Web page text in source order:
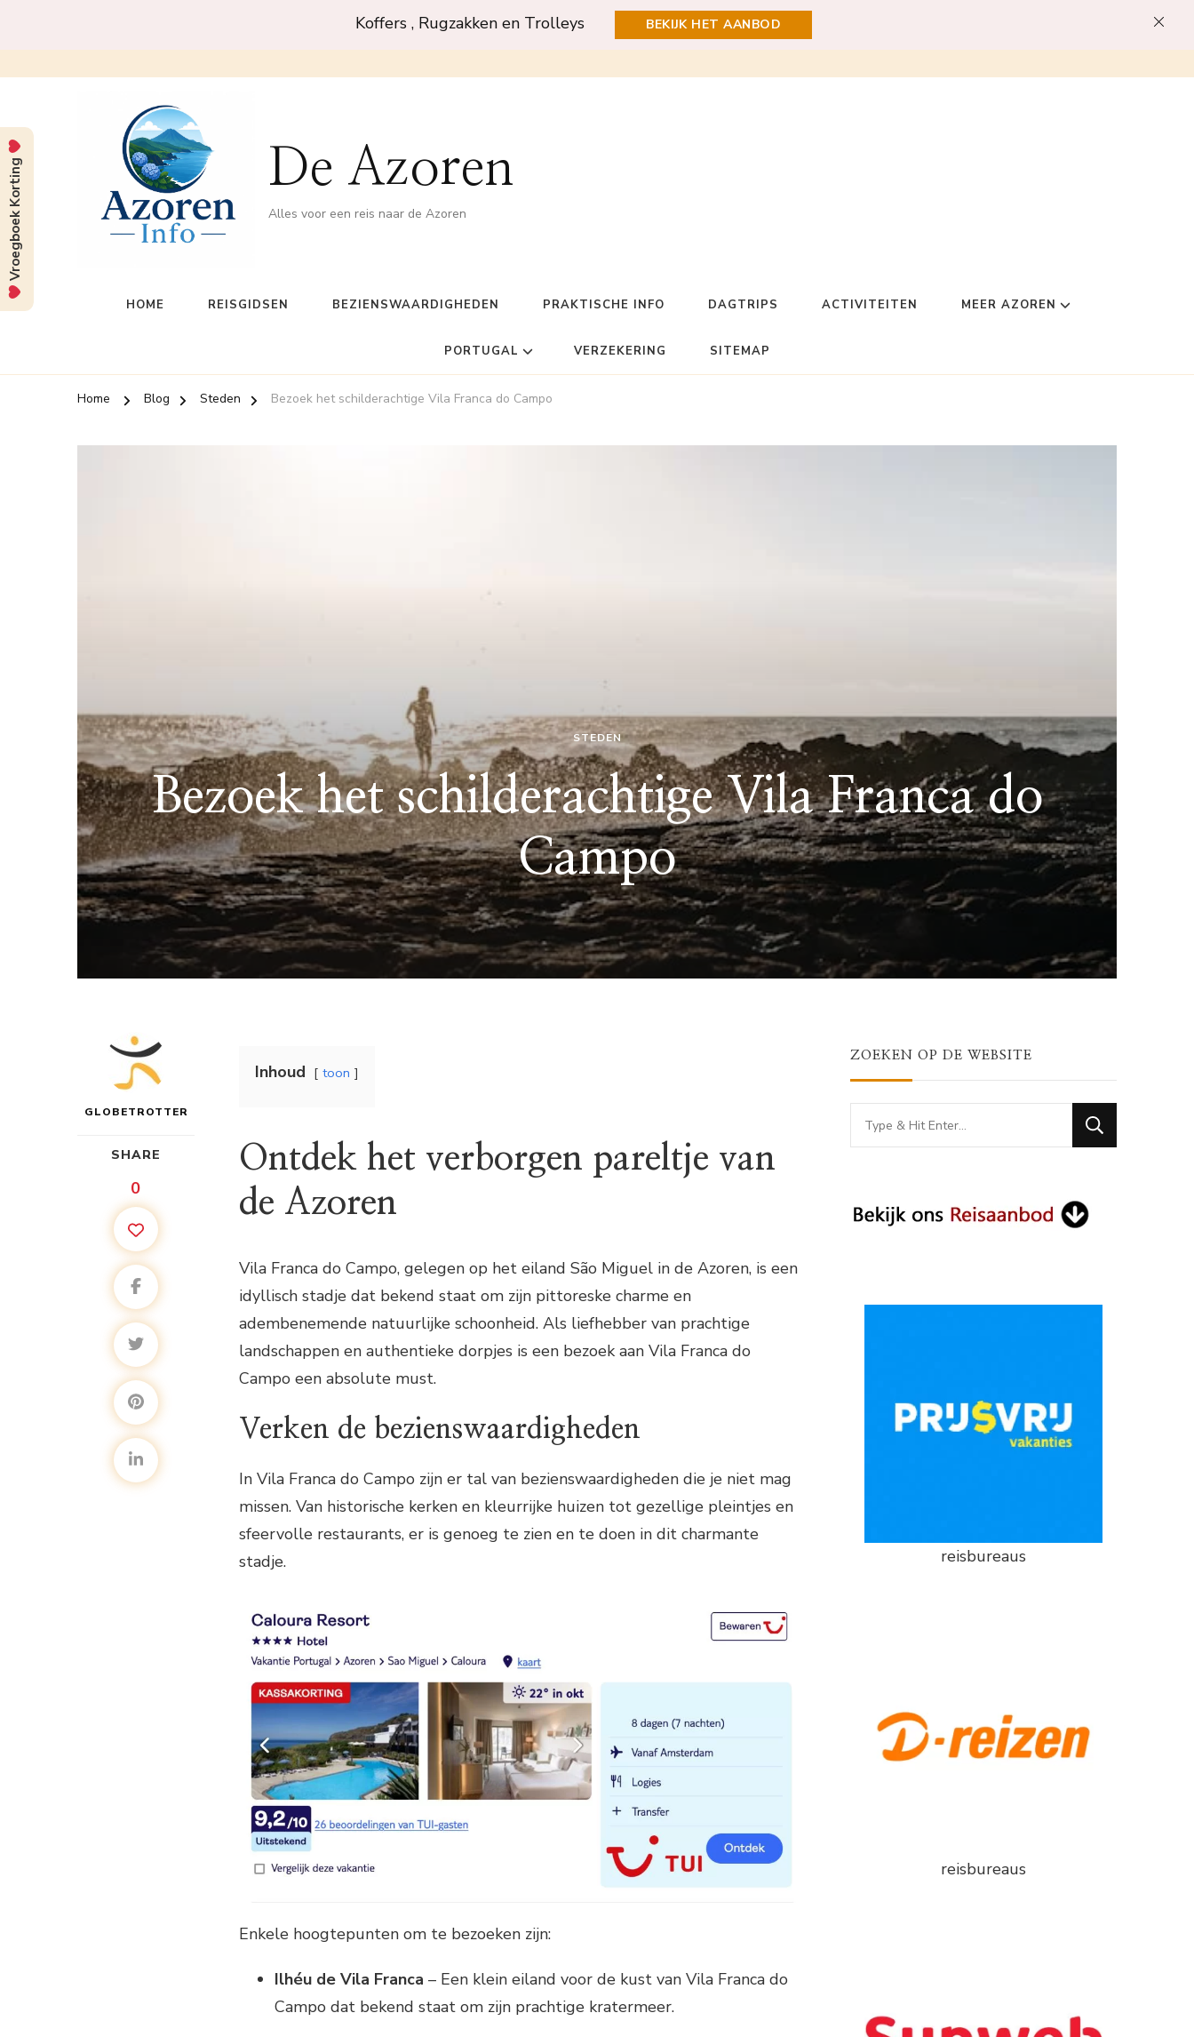
Koffers , Rugzakken en Trolleys BEKIJK HET AANBOD
De Azoren
Alles voor een reis naar de Azoren
HOME REISGIDSEN BEZIENSWAARDIGHEDEN PRAKTISCHE INFO DAGTRIPS ACTIVITEITEN MEER AZOREN
PORTUGAL VERZEKERING SITEMAP
Home Blog Steden Bezoek het schilderachtige Vila Franca do Campo
STEDEN
Bezoek het schilderachtige Vila Franca do
Campo
GLOBETROTTER
SHARE
0
Inhoud toon
Ontdek het verborgen pareltje van
de Azoren
Vila Franca do Campo, gelegen op het eiland São Miguel in de Azoren, is een
idyllisch stadje dat bekend staat om zijn pittoreske charme en
adembenemende natuurlijke schoonheid. Als liefhebber van prachtige
landschappen en authentieke dorpjes is een bezoek aan Vila Franca do
Campo een absolute must.
Verken de bezienswaardigheden
In Vila Franca do Campo zijn er tal van bezienswaardigheden die je niet mag
missen. Van historische kerken en kleurrijke huizen tot gezellige pleintjes en
sfeervolle restaurants, er is genoeg te zien en te doen in dit charmante
stadje.
Enkele hoogtepunten om te bezoeken zijn:
Ilhéu de Vila Franca – Een klein eiland voor de kust van Vila Franca do
Campo dat bekend staat om zijn prachtige kratermeer.
ZOEKEN OP DE WEBSITE
Looking
for
reisbureaus
reisbureaus
Vroegboek Korting